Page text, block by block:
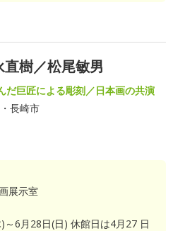
樹／松尾敏男
だ巨匠による彫刻／日本画の共演
長崎市
展示室
～6月28日(日) 休館日は4月27 日